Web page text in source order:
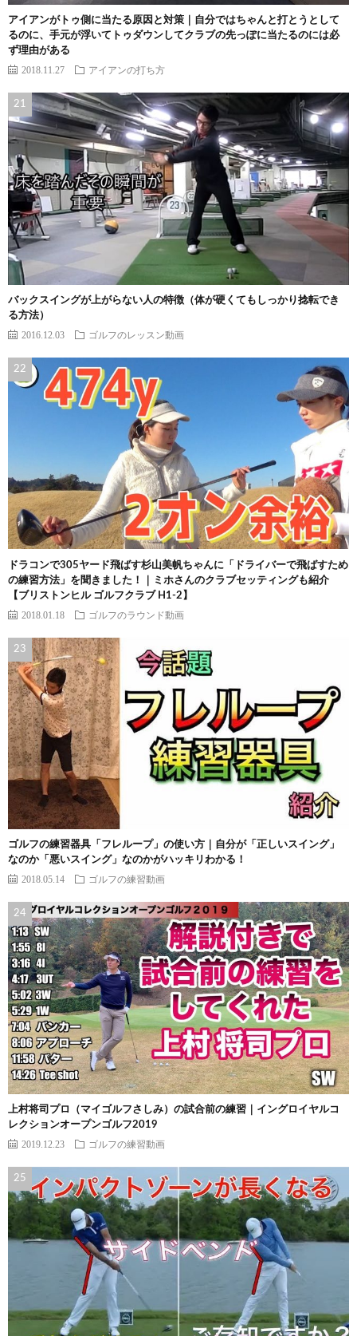
アイアンがトゥ側に当たる原因と対策｜自分ではちゃんと打とうとして
るのに、手元が浮いてトゥダウンしてクラブの先っぽに当たるのには必
ず理由がある
2018.11.27 アイアンの打ち方
バックスイングが上がらない人の特徴（体が硬くてもしっかり捻転でき
る方法）
2016.12.03 ゴルフのレッスン動画
ドラコンで305ヤード飛ばす杉山美帆ちゃんに「ドライバーで飛ばすため
の練習方法」を聞きました！｜ミホさんのクラブセッティングも紹介
【ブリストンヒル ゴルフクラブ H1-2】
2018.01.18 ゴルフのラウンド動画
ゴルフの練習器具「フレループ」の使い方｜自分が「正しいスイング」
なのか「悪いスイング」なのかがハッキリわかる！
2018.05.14 ゴルフの練習動画
上村将司プロ（マイゴルフさしみ）の試合前の練習｜イングロイヤルコ
レクションオープンゴルフ2019
2019.12.23 ゴルフの練習動画